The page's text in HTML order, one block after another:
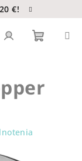
€!
košík